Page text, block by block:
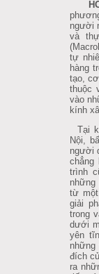
người
và
tự
hàng
tạo,
thuộc
vào
kính
Tại
Nội,
người
chẳng
trình
từ
giải
trong
dưới
yên
đích
ra